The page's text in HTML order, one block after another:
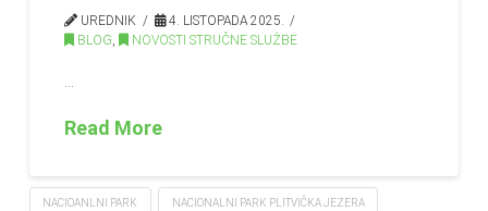
UREDNIK
4. LISTOPADA 2025.
BLOG, NOVOSTI STRUČNE SLUŽBE
Read More
NACIOANLNI PARK NACIONALNI PARK PLITVIČKA JEZERA